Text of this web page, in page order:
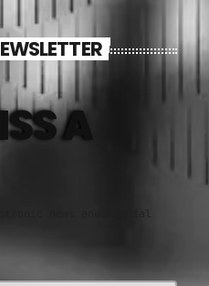
A
news and special